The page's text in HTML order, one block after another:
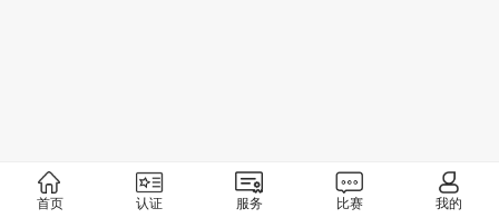
首页 认证 服务 比赛 我的